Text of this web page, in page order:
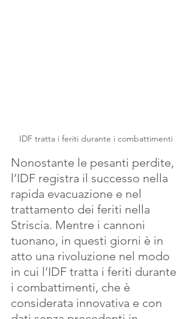
IDF tratta i feriti durante i combattimenti
Nonostante le pesanti perdite,
l’IDF registra il successo nella
rapida evacuazione e nel
trattamento dei feriti nella
Striscia. Mentre i cannoni
tuonano, in questi giorni è in
atto una rivoluzione nel modo
in cui l’IDF tratta i feriti durante
i combattimenti, che è
considerata innovativa e con